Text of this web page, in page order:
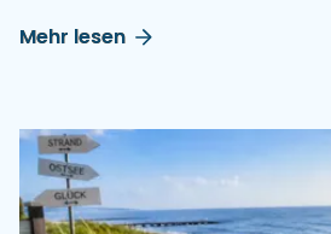
Mehr lesen